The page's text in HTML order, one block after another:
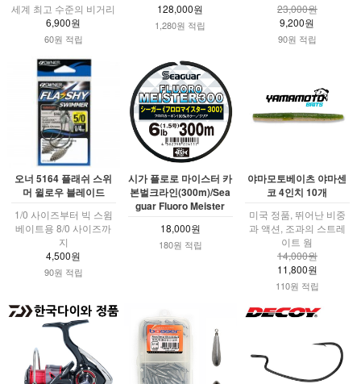
세계 최고 수준의 비거리
6,900원
60원 적립
128,000원
1,280원 적립
23,000원
9,200원
90원 적립
오너 5164 플래쉬 스위
머 윌로우 블레이드
1/0 사이즈부터 빅 스윔
베이트용 8/0 사이즈까
지
4,500원
90원 적립
시가 플로로 마이스터 카
본벌크라인(300m)/Sea
guar Fluoro Meister
18,000원
180원 적립
야마모토베이츠 야마센
코 4인치 10개
미국 정품, 뛰어난 비중
과 액션, 조과의 스트레
이트 웜
14,000원
11,800원
110원 적립